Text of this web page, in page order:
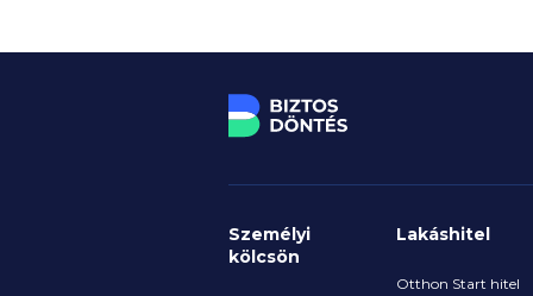
Személyi
kölcsön
Lakáshitel
Otthon Start hitel